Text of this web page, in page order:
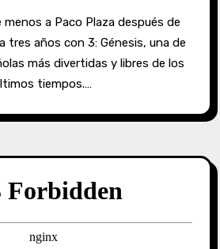
tres años con 3: Génesis, una de
más divertidas y libres de los
tiempos.…